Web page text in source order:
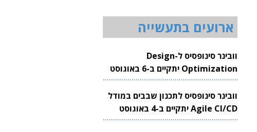
ארועים בתעשייה
וובינר סינופסיס ל-Design
Optimization יתקיים ב-6 באוגוסט
2026
וובינר סינופסיס לתכנון שבבים במודל
Agile CI/CD יתקיים ב-4 באוגוסט
2026